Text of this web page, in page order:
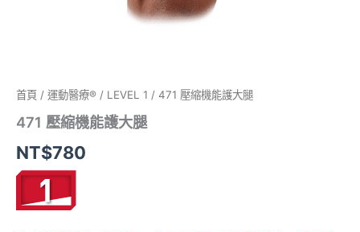
首頁 / 運動醫療® / LEVEL 1 / 471 壓縮機能護大腿
471 壓縮機能護大腿
NT$780